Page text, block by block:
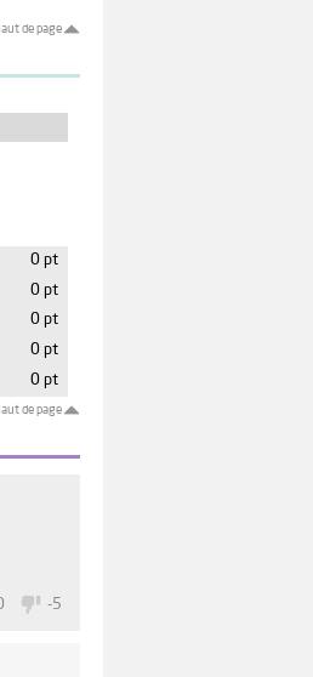
de page
0 pt
0 pt
0 pt
0 pt
0 pt
de page
-5